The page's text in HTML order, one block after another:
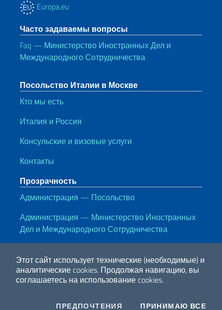
Этот сайт использует технические (необходимые) и
аналитические cookies. Продолжая навигацию, вы
соглашаетесь на использование cookies.
ПРЕДПОЧТЕНИЯ COOKIESПРИНИМАЮ ВСЕI
Europa.eu
Часто задаваемы вопросы
Faq — Министерство Иностранных Дел и
Международного Сотрудничества
Посольство Италии в Москве
Кто мы есть
Италия и Россия
Консульские и визовые услуги
Контакты
Прозрачность
Администрация — Посольство
Администрация — Министерство Иностранных
Дел и Международного Сотрудничества
Полезные ссылки
Note legaliPrivacy e cookie policyDichiarazione di accessiblità
2026 Авторские права принадлежат МИД Италии